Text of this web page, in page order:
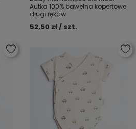
Autka 100% bawełna kopertowe
długi rękaw
52,50 zł / szt.